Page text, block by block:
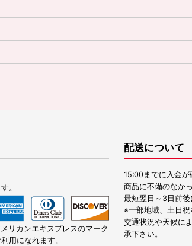
。
リカンエキスプレスのマーク
用になれます。
配送について
15:00までに入金
商品に不備のなか
最短翌日～3日前後
※一部地域、土日祝
交通状況や天候に
承下さい。